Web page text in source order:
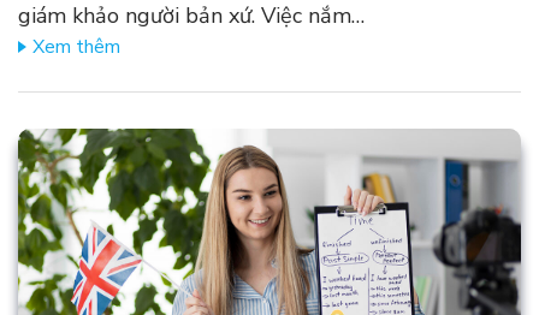
giám khảo người bản xứ. Việc nắm…
Xem thêm